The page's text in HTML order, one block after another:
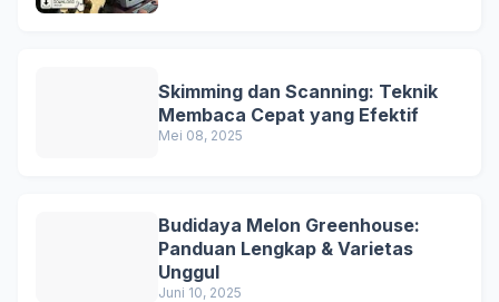
Skimming dan Scanning: Teknik
Membaca Cepat yang Efektif
Mei 08, 2025
Budidaya Melon Greenhouse:
Panduan Lengkap & Varietas
Unggul
Juni 10, 2025